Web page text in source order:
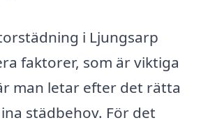
i Ljungsarp
faktorer, som är viktiga
man letar efter det rätta
städbehov. För det